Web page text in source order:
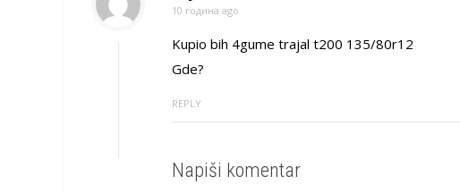
10 година ago
Kupio bih 4gume trajal t200 135/80r12
Gde?
REPLY
Napiši komentar